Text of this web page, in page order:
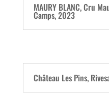
MAURY BLANC, Cru
Camps, 2023
Château Les Pins,